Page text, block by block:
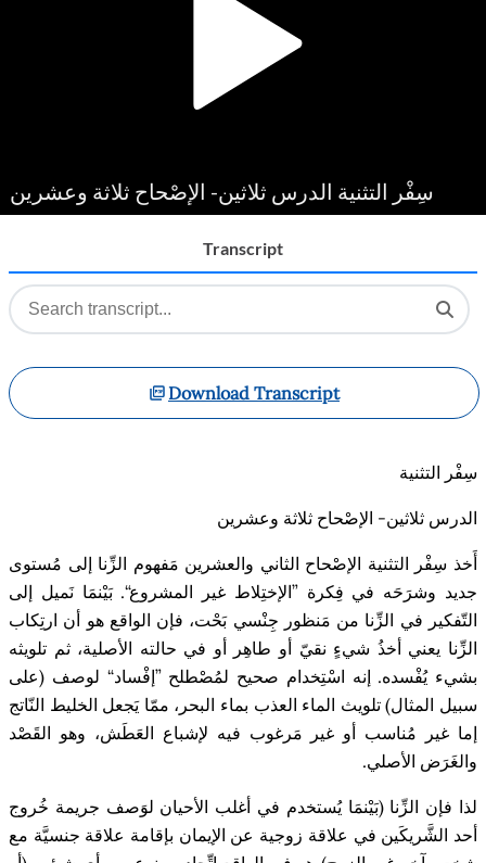
سِفْر التثنية الدرس ثلاثين- الإصْحاح ثلاثة وعشرين
Transcript
Download Transcript
سِفْر التثنية
الدرس ثلاثين- الإصْحاح ثلاثة وعشرين
أَخذ سِفْر التثنية الإصْحاح الثاني والعشرين مَفهوم الزِّنا إلى مُستوى
جديد وشرَحَه في فِكرة ”الإختِلاط غير المشروع“. بَيْنمَا نميل إلى
التّفكير في الزِّنا من مَنظور جنسي بَحْت، فإن الواقع هو أن ارتِكاب
الزِّنا يعني أخذ شيء نقيّ أو طاهِر أو في حالته الأصلية، ثم تلويثه
بشيء يُفْسده. إنه اسْتِخدام صحيح لمُصْطلح ”إفْساد“ لوصف (على
سبيل المثال) تلويث الماء العذب بماء البحر، ممّا يَجعل الخليط النّاتج
إما غير مُناسب أو غير مَرغوب فيه لإشباع العَطش، وهو القَصْد
والغَرَض الأصلي.
لذا فإن الزِّنا (بَيْنمَا يُستخدم في أغلب الأحيان لوَصف جريمة خُروج
أحد الشَّريكَين في علاقة زوجية عن الإيمان بإقامة علاقة جنسيَّة مع